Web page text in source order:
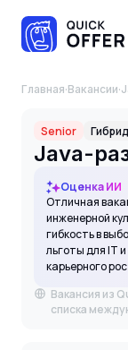
Главная·Вакансии·
Senior Гибрид
Java-
Оценка ИИ
Отличная
инженерной
гибкость в
льготы для IT
карьерного
Вакансия из
списка